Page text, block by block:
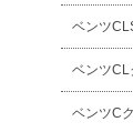
ベンツ
ベンツCL
ベンツC